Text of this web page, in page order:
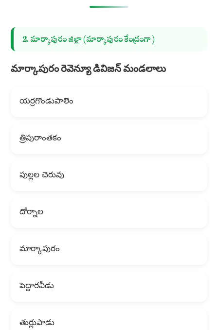
2. మార్కాపురం జిల్లా (మార్కాపురం కేంద్రంగా)
మార్కాపురం రెవెన్యూ డివిజన్ మండలాలు
యర్రగొండుపాలెం
త్రిపురాంతకం
పుల్లల చెరువు
దోర్నాల
మార్కాపురం
పెద్దారవీడు
తుర్లుపాడు